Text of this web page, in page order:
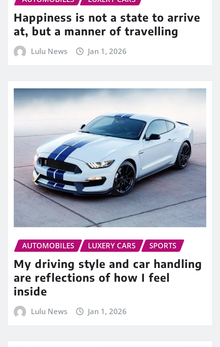
Happiness is not a state to arrive
at, but a manner of travelling
Lulu News Jan 1, 2026
AUTOMOBILES LUXERY CARS SPORTS
My driving style and car handling
are reflections of how I feel
inside
Lulu News Jan 1, 2026